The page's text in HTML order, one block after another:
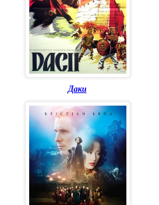
Даки